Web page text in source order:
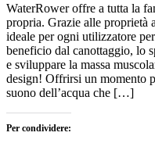
WaterRower offre a tutta la
propria. Grazie alle proprietà
ideale per ogni utilizzatore
beneficio dal canottaggio, lo
e sviluppare la massa
design! Offrirsi un momento
suono dell’acqua che […]
Per condividere: